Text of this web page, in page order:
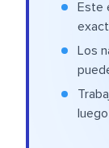
Este
Los